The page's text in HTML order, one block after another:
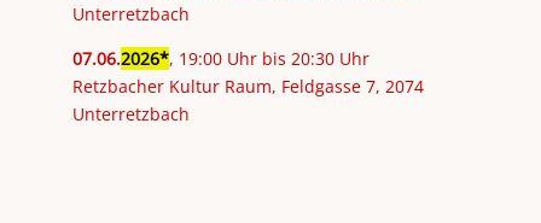
Unterretzbach
07.06.2026 , 19:00 Uhr bis 20:30 Uhr
Retzbacher Kultur Raum, Feldgasse 7, 2074
Unterretzbach